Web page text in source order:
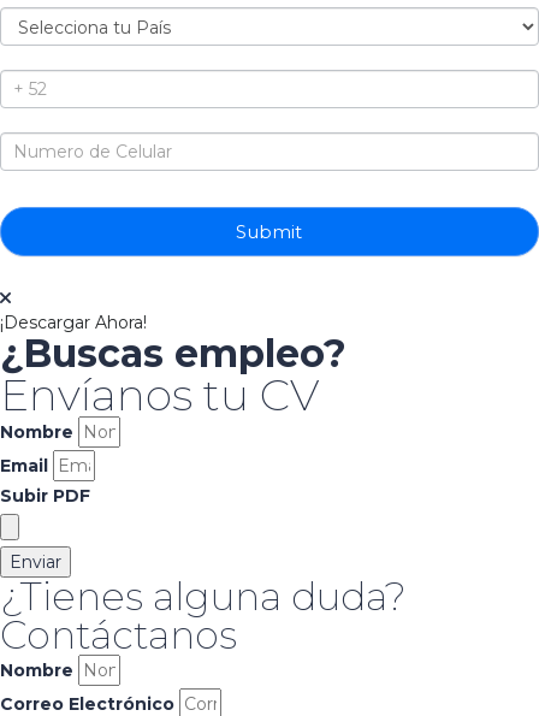
Submit
¡Descargar Ahora!
¿Buscas empleo?
Envíanos tu CV
Nombre
Email
Subir PDF
Enviar
¿Tienes alguna duda?
Contáctanos
Nombre
Correo Electrónico